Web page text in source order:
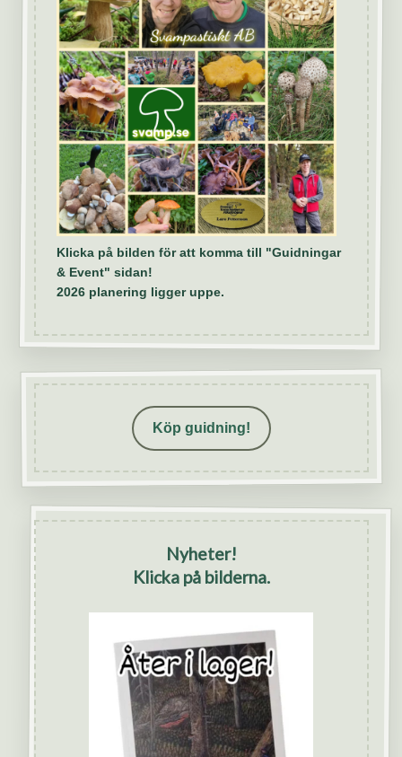
Klicka på bilden för att komma till "Guidningar
& Event" sidan!
2026 planering ligger uppe.
Köp guidning!
Nyheter!
Klicka på bilderna.